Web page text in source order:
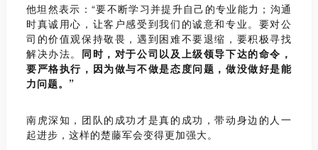
他坦然表示：“要不断学习并提升自己的专业能力；沟通
时真诚用心，让客户感受到我们的诚意和专业。要对公
司的价值观保持敬畏，遇到困难不要退缩，要积极寻找
解决办法。 同时，对于公司以及上级领导下达的命令，
要严格执行，因为做与不做是态度问题，做没做好是能
力问题。”
南虎深知，团队的成功才是真的成功，带动身边的人一
起进步，这样的楚藤军会变得更加强大。